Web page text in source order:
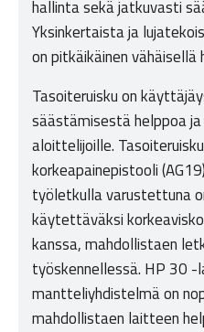
hallinta sekä jatkuvasti
Yksinkertaista ja
on pitkäikäinen
Tasoiteruisku on
säästämisestä helppoa
aloittelijoille.
korkeapainepistooli
työletkulla varustettuna
käytettäväksi
kanssa, mahdollistaen
työskennellessä. HP 30
mantteliyhdistelmä on
mahdollistaen laitteen